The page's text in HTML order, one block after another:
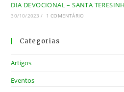
DIA DEVOCIONAL – SANTA
30/10/2023 / 1 COMENTÁRIO
Categorias
Artigos
Eventos